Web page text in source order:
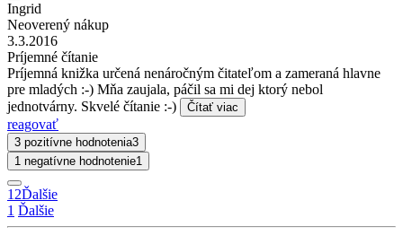
Ingrid
Neoverený nákup
3.3.2016
Príjemné čítanie
Príjemná knižka určená nenáročným čitateľom a zameraná hlavne
pre mladých :-) Mňa zaujala, páčil sa mi dej ktorý nebol
jednotvárny. Skvelé čítanie :-)
Čítať viac
reagovať
3 pozitívne hodnotenia3
1 negatívne hodnotenie1
1 2Ďalšie
1 Ďalšie